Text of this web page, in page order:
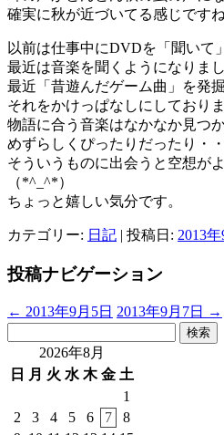
確実に秋が近づいてる感じですね
以前は仕事中にDVDを「聞いて
最近は音楽を聞くようになりまし
最近「昔遊んだゲーム曲」を発
それをかけっぱなしにしておりま
物語に合う音楽はなかなか見つ
めずらしくぴったりだったり・・
そういうものに出会うと空想が
（*^_^*）
ちょっと嬉しい気分です。
カテゴリー: 日記 | 投稿日: 2013年
投稿ナビゲーション
← 2013年9月5日 2013年9月7日
→
2026年8月
日
月 火 水 木 金 土
1
2
3 4 5 6 7
8